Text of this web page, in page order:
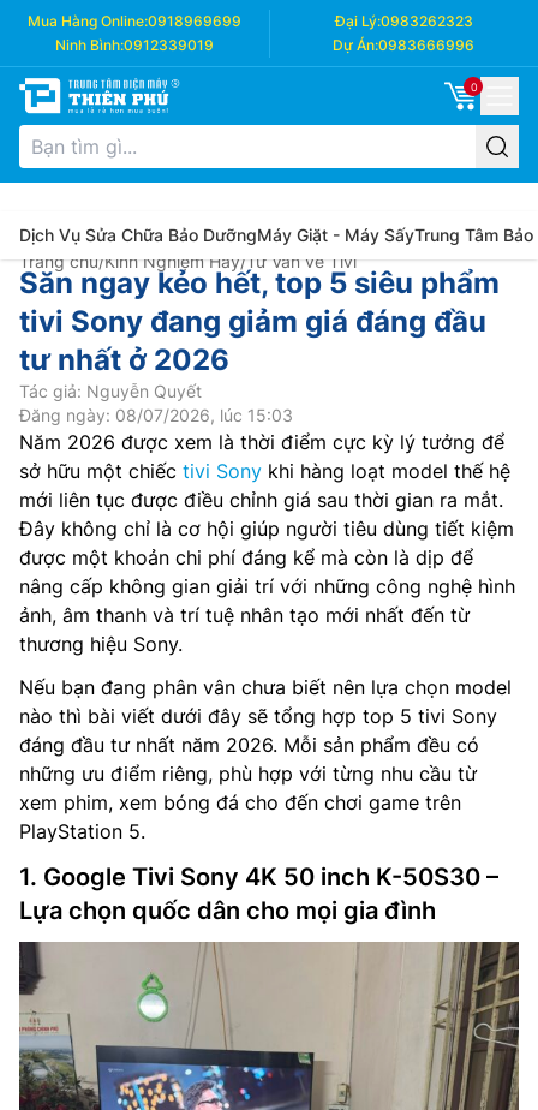
Mua Hàng Online:0918969699 Đại Lý:0983262323
Ninh Bình:0912339019 Dự Án:0983666996
0
Dịch Vụ Sửa Chữa Bảo DưỡngMáy Giặt - Máy SấyTrung Tâm Bảo
Trang chủ/Kinh Nghiệm Hay/Tư Vấn về Tivi
Săn ngay kẻo hết, top 5 siêu phẩm
tivi Sony đang giảm giá đáng đầu
tư nhất ở 2026
Tác giả: Nguyễn Quyết
Đăng ngày: 08/07/2026, lúc 15:03
Năm 2026 được xem là thời điểm cực kỳ lý tưởng để
sở hữu một chiếc tivi Sony khi hàng loạt model thế hệ
mới liên tục được điều chỉnh giá sau thời gian ra mắt.
Đây không chỉ là cơ hội giúp người tiêu dùng tiết kiệm
được một khoản chi phí đáng kể mà còn là dịp để
nâng cấp không gian giải trí với những công nghệ hình
ảnh, âm thanh và trí tuệ nhân tạo mới nhất đến từ
thương hiệu Sony.
Nếu bạn đang phân vân chưa biết nên lựa chọn model
nào thì bài viết dưới đây sẽ tổng hợp top 5 tivi Sony
đáng đầu tư nhất năm 2026. Mỗi sản phẩm đều có
những ưu điểm riêng, phù hợp với từng nhu cầu từ
xem phim, xem bóng đá cho đến chơi game trên
PlayStation 5.
1. Google Tivi Sony 4K 50 inch K-50S30 –
Lựa chọn quốc dân cho mọi gia đình